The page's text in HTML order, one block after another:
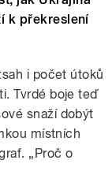
k překreslení
i počet útoků
Tvrdé boje teď
snaží dobýt
místních
„Proč o